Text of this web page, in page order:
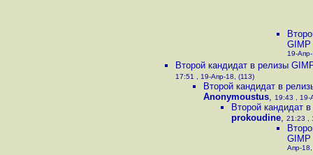
GIMP
19-
Второй кандидат в релизы
17:51 , 19-Апр-18, (113)
Второй кандидат в
Anonymoustus, 19:43 , 19-
Второй кандидат
prokoudine, 21:23 ,
GIMP
Апр-